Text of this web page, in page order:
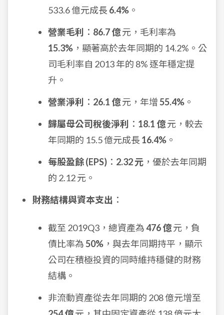
533.6 億元成長 6.4% 。
營業毛利
： 86.7 億元，毛利率為
15.3% ，顯著高於去年同期的 14.2%。公
司毛利率自 2013 年的 8% 逐年穩定提
升。
營業淨利
： 26.1 億元，年增55.4% 。
歸屬母公司稅後淨利
： 18.1 億元，較去
年同期的 15.5 億元成長 16.4% 。
每股盈餘 (EPS) ： 2.32 元 ，優於去年同期
的 2.12 元。
財務結構與資本支出 ：
截至 2019Q3，總資產為476 億元，負
債比率為50% ，與去年同期持平，顯示
公司在積極投資的同時維持穩健的財務
結構。
非流動資產從去年同期的 208 億元增至